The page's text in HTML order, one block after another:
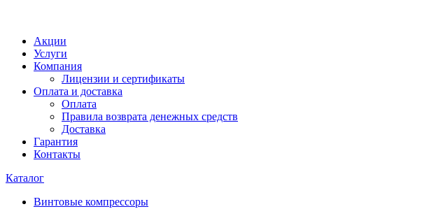
Акции
Услуги
Компания
Лицензии и сертификаты
Оплата и доставка
Оплата
Правила возврата денежных средств
Доставка
Гарантия
Контакты
Каталог
Винтовые компрессоры